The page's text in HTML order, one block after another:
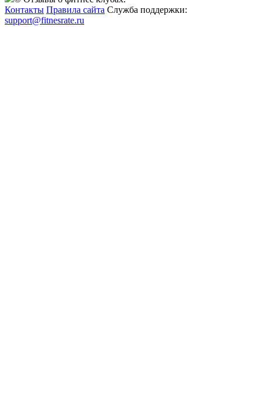
Контакты Правила сайта Служба поддержки:
support@fitnesrate.ru